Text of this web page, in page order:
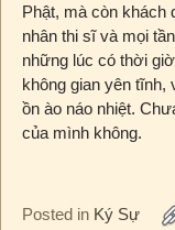
Phật, mà còn khách
nhân thi sĩ và mọi
những lúc có thời
không gian yên tĩnh,
ồn ào náo nhiệt.
của mình không.
Posted in Ký Sự